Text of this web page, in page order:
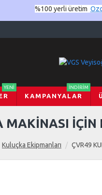
%100 yerli üretim
YENI
KAMPANYALAR
İNDIRIM
Kuluçka Ekipmanları ÇVR49
MAKİNASI